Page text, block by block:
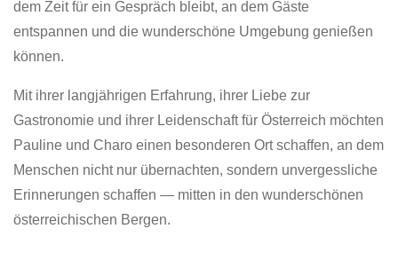
dem Zeit für ein Gespräch bleibt, an dem Gäste
entspannen und die wunderschöne Umgebung genießen
können.
Mit ihrer langjährigen Erfahrung, ihrer Liebe zur
Gastronomie und ihrer Leidenschaft für Österreich möchten
Pauline und Charo einen besonderen Ort schaffen, an dem
Menschen nicht nur übernachten, sondern unvergessliche
Erinnerungen schaffen — mitten in den wunderschönen
österreichischen Bergen.